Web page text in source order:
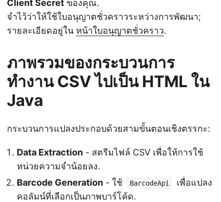
Client Secret ของคุณ.
จำไว้ว่าให้ใช้ใบอนุญาตชั่วคราวระหว่างการพัฒนา;
รายละเอียดอยู่ใน หน้าใบอนุญาตชั่วคราว.
ภาพรวมของกระบวนการ
ทำงาน CSV ไปเป็น HTML ใน
Java
กระบวนการแปลงประกอบด้วยสามขั้นตอนเชิงตรรกะ:
Data Extraction - สตรีมไฟล์ CSV เพื่อให้การใช้
หน่วยความจำน้อยลง.
Barcode Generation - ใช้ BarcodeApi
เพื่อแปลง
คอลัมน์ที่เลือกเป็นภาพบาร์โค้ด.